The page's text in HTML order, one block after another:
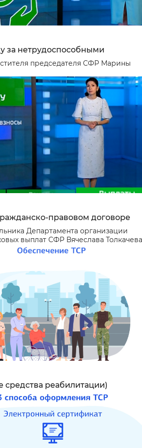
за нетрудоспособными
председателя СФР Марины
правовом договоре
Департамента организации
выплат СФР Вячеслава Толкачева
средства реабилитации)